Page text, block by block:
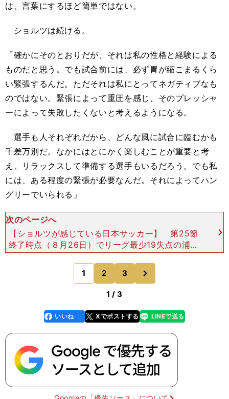
は、言葉にするほど簡単ではない。
ショルツは続ける。
「確かにそのとおりだが、それは私の性格と経験による
ものだと思う。でも試合前には、必ず胃が縮こまるくら
い緊張するんだ。ただそれは私にとってネガティブなも
のではない。緊張によって重圧を感じ、そのプレッシャ
ーによって失敗したくないと考えるようになる。
選手も人それぞれだから、どんな風に試合に臨むかも
千差万別だ。なかにはとにかく楽しむことが重要と考
え、リラックスして準備する選手もいるだろう。でも私
には、ある程度の緊張が必要なんだ。それによってハン
グリーでいられる」
次のページへ
【ショルツが感じている日本サッカー】 第25節
終了時点（８月26日）でリーグ最少19失点の浦和
の堅守には、阿吽の呼吸で連係するショルツとホイ
ブラーテンの"ノルディック・ペア"の存在が大き
い。それぞれ
1 2 3
1 / 3
faceboo
k
いいね Xでポストする
line LINEで送る